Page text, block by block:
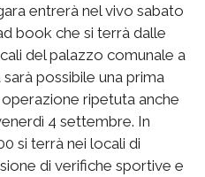
entrerà nel vivo sabato
book che si terrà dalle
del palazzo comunale a
possibile una prima
ripetuta anche
4 settembre. In
si terrà nei locali di
di verifiche sportive e